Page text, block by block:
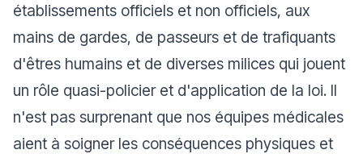
établissements officiels et non officiels, aux
mains de gardes, de passeurs et de trafiquants
d'êtres humains et de diverses milices qui jouent
un rôle quasi-policier et d'application de la loi. Il
n'est pas surprenant que nos équipes médicales
aient à soigner les conséquences physiques et